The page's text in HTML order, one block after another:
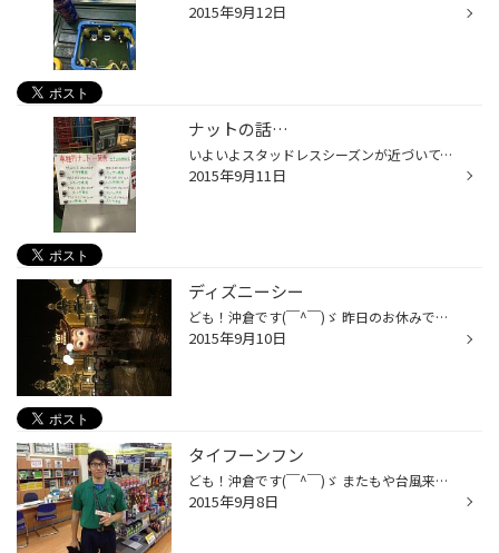
2015年9月12日
ナットの話…
いよいよスタッドレスシーズンが近づいてまいりましたね＾＾ 連日スタッドレスタイヤのお話がお客様との間で持ち上がるようになって参りました… スタッドレスタイヤはホイールとセットでご購入頂いている方が 大半だと思います^^ 年に二回の履き替えとなると、忘れがちなのが 「ナット」なんです!! ...
2015年9月11日
ディズニーシー
ども！沖倉です(￣^￣)ゞ 昨日のお休みでタイヤ館関東地域の遠足？で 東京ディズニーシーに行ってきました！ しっかーし！ 皆さんご存知の通り、もろ台風直撃(´･_･`) サンダルで行動している方も多くて羨ましい限りでした。 タワーオブテラーに最初並びましたが、なんと120分待ち！！ みんな台風だ...
2015年9月10日
タイフーンフン
ども！沖倉です(￣^￣)ゞ またもや台風来てます！ 雨といえば、うん。プロテイ・・・・ 『ワイパーですよね』 変えました？ 5分から10分で交換可能ですよ！ 僕はワイパーのストックをしようか考え中です(^○^)
2015年9月8日